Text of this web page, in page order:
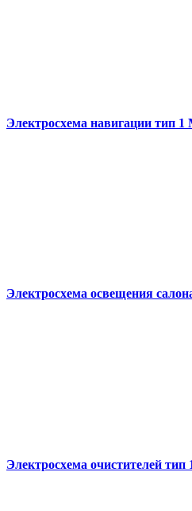
Электросхема навигации тип 1
Электросхема освещения
Электросхема очистителей тип